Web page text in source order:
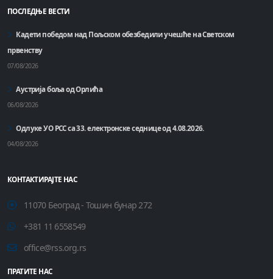
ПОСЛЕДЊЕ ВЕСТИ
Кадети победом над Пољском обезбедили учешће на Светском
првенству
07/08/2026
Аустрија боља од Орлића
06/08/2026
Одлуке УО РСС са 33. електронске седнице од 4.08.2026.
04/08/2026
КОНТАКТИРАЈТЕ НАС
11070 Београд - Тошин бунар 272
+381 11 6558549
office@rss.org.rs
ПРАТИТЕ НАС